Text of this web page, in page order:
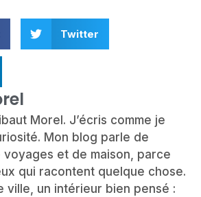
Twitter
Morel. J’écris comme je
Mon blog parle de
voyages et de maison, parce
qui racontent quelque chose.
ville, un intérieur bien pensé :